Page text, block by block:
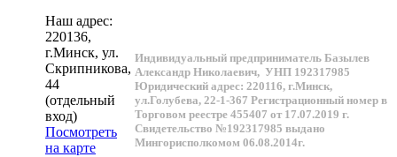
Наш адрес:
220136,
г.Минск, ул.
Скрипникова,
44
(отдельный
вход)
Посмотреть
на карте
Индивидуальный предприниматель Базылев
Александр Николаевич, УНП 192317985
Юридический адрес: 220116, г.Минск,
ул.Голубева, 22-1-367 Регистрационный номер в
Торговом реестре 455407 от 17.07.2019 г.
Свидетельство №192317985 выдано
Мингорисполкомом 06.08.2014г.